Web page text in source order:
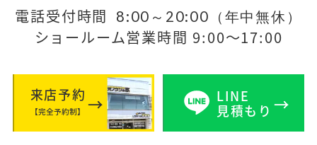
電話受付時間 8:00～20:00（年中無休）
ショールーム営業時間 9:00～17:00
来店予約
【完全予約制】
LINE
見積もり